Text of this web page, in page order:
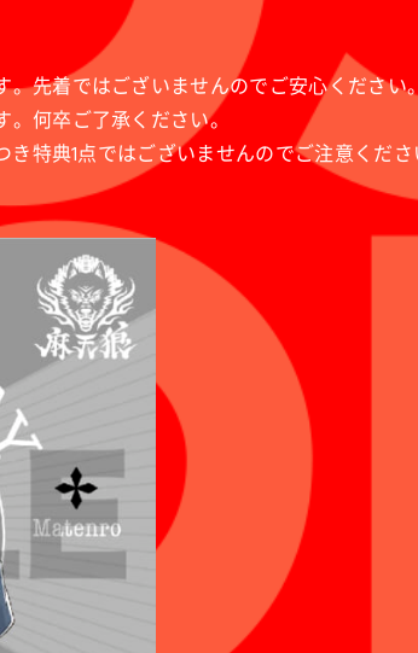
先着ではございませんのでご安心ください
何卒ご了承ください。
特典1点ではございませんのでご注意くだ